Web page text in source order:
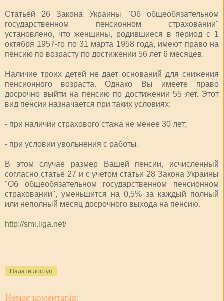
Статьей 26 Закона Украины "Об общеобязательном
государственном пенсионном страховании"
установлено, что женщины, родившиеся в период с 1
октября 1957-го по 31 марта 1958 года, имеют право на
пенсию по возрасту по достижении 56 лет 6 месяцев.
Наличие троих детей не дает оснований для снижения
пенсионного возраста. Однако Вы имеете право
досрочно выйти на пенсию по достижении 55 лет. Этот
вид пенсии назначается при таких условиях:
- при наличии страхового стажа не менее 30 лет;
- при условии увольнения с работы.
В этом случае размер Вашей пенсии, исчисленный
согласно статье 27 и с учетом статьи 28 Закона Украины
"Об общеобязательном государственном пенсионном
страховании", уменьшится на 0,5% за каждый полный
или неполный месяц досрочного выхода на пенсию.
http://smi.liga.net/
Надати доступ
Немає коментарів: